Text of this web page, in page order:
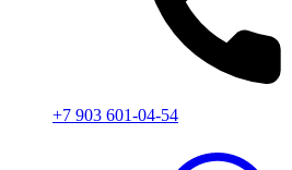
+7 903 601-04-54